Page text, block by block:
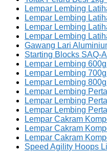
Lempar Lembing
Lempar Lembing
Lempar Lembing
Lempar Lembing
Gawang Lari
Starting Blocks SAQ-
Lempar Lembing
Lempar Lembing
Lempar Lembing
Lempar Lembing
Lempar Lembing
Lempar Lembing
Lempar Cakram
Lempar Cakram
Lempar Cakram
Speed Agility Hoops